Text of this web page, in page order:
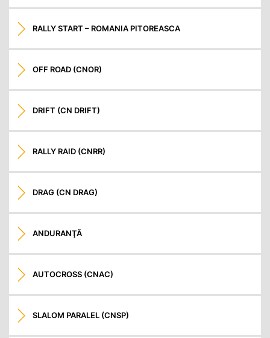
RALLY START – ROMANIA PITOREASCA
OFF ROAD (CNOR)
DRIFT (CN DRIFT)
RALLY RAID (CNRR)
DRAG (CN DRAG)
ANDURANŢĂ
AUTOCROSS (CNAC)
SLALOM PARALEL (CNSP)